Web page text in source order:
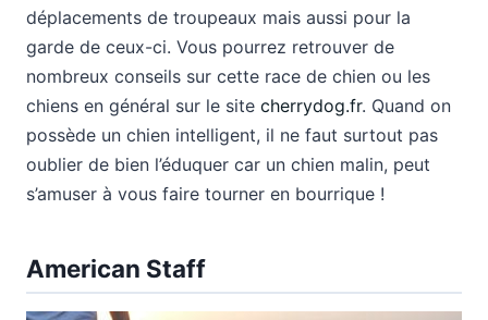
déplacements de troupeaux mais aussi pour la
garde de ceux-ci. Vous pourrez retrouver de
nombreux conseils sur cette race de chien ou les
chiens en général sur le site cherrydog.fr. Quand on
possède un chien intelligent, il ne faut surtout pas
oublier de bien l’éduquer car un chien malin, peut
s’amuser à vous faire tourner en bourrique !
American Staff